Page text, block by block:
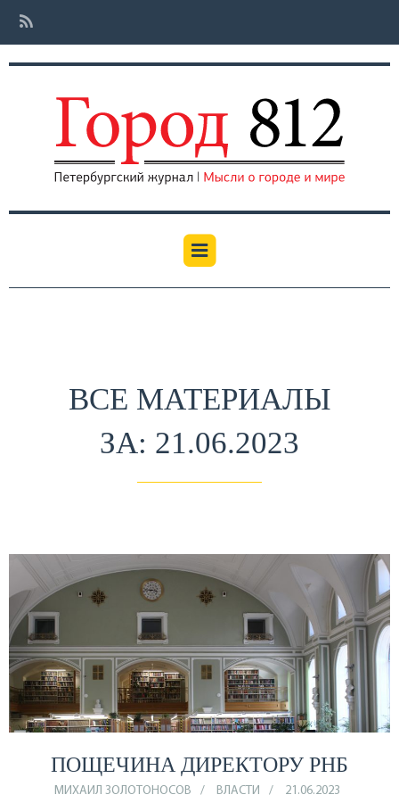
ВСЕ МАТЕРИАЛЫ
ЗА: 21.06.2023
ПОЩЕЧИНА ДИРЕКТОРУ РНБ
МИХАИЛ ЗОЛОТОНОСОВ ВЛАСТИ 21.06.2023